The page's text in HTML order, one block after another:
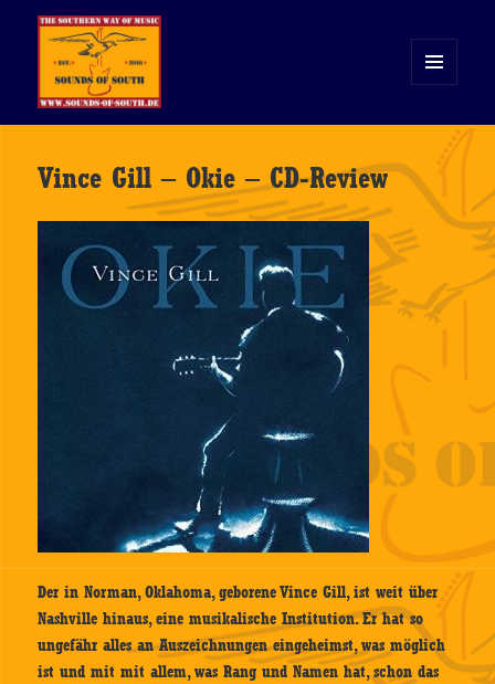
WIDGETS
Vince Gill – Okie – CD-Review
Der in Norman, Oklahoma, geborene Vince Gill, ist weit über
Nashville hinaus, eine musikalische Institution. Er hat so
ungefähr alles an Auszeichnungen eingeheimst, was möglich
ist und mit mit allem, was Rang und Namen hat, schon das